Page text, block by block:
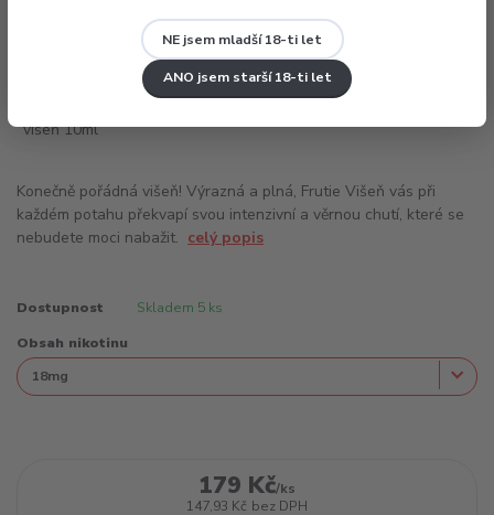
NE jsem mladší 18-ti let
ANO jsem starší 18-ti let
Konečně pořádná višeň! Výrazná a plná, Frutie Višeň vás při
každém potahu překvapí svou intenzivní a věrnou chutí, které se
nebudete moci nabažit. celý popis
Dostupnost Skladem 5 ks
Obsah nikotinu
179 Kč/ks
147,93 Kč bez DPH